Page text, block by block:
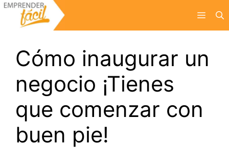
Saltar
Menú
Cómo inaugurar un
negocio ¡Tienes
que comenzar con
buen pie!